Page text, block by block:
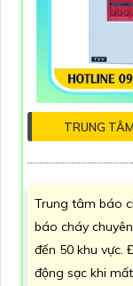
TRUNG
Trung tâm báo
báo cháy
đến 50 khu vực.
động sạc khi